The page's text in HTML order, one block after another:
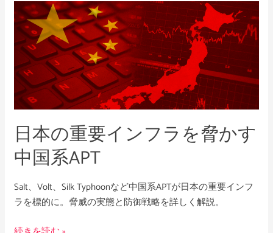
日本の重要インフラを脅かす
中国系APT
Salt、Volt、Silk Typhoonなど中国系APTが日本の重要インフ
ラを標的に。脅威の実態と防御戦略を詳しく解説。
日
本
の
重
要
イ
ン
フ
ラ
を
脅
す
中